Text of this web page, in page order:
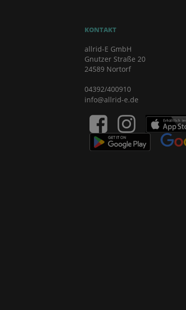
KONTAKT
allrid-E GmbH
Gnutzer Straße 20
24589 Nortorf
04392/400910
info@allrid-e.de